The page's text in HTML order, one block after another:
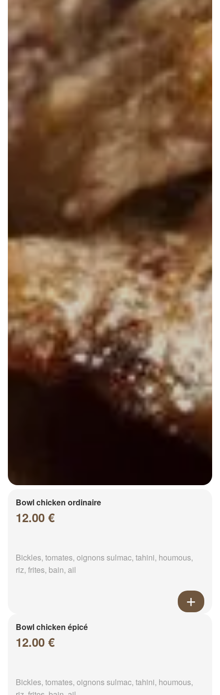
Bowl chicken ordinaire
12.00 €
Bickles, tomates, oignons sulmac, tahini, houmous,
riz, frites, bain, ail
Bowl chicken épicé
12.00 €
Bickles, tomates, oignons sulmac, tahini, houmous,